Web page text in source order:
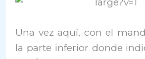
Una vez aquí, con el
la parte inferior donde